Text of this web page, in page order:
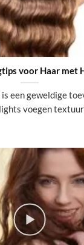
voor Haar met
een geweldige
voegen textuur